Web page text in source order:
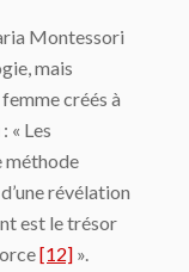
Montessori
mais
créés à
« Les
méthode
révélation
est le trésor
[12] ».